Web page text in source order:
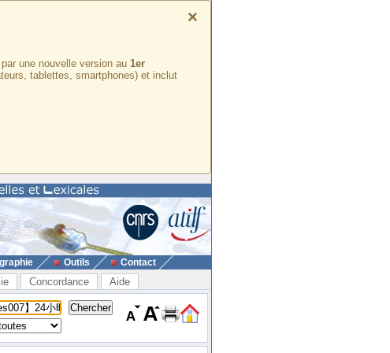
×
une nouvelle version au 1er
tablettes, smartphones) et inclut
Outils Contact
Concordance Aide